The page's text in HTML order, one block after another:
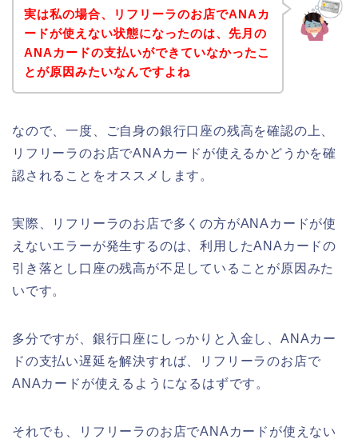
実は私の場合、リフリーラのお店でANAカ
ードが使えない状態になったのは、先月の
ANAカードの支払いができていなかったこ
とが原因みたいなんですよね
なので、一度、ご自身の銀行口座の残高を確認の上、
リフリーラのお店でANAカードが使えるかどうかを確
認されることをオススメします。
実際、リフリーラのお店で多くの方がANAカードが使
えないエラーが発生するのは、利用したANAカードの
引き落とし口座の残高が不足していることが原因みた
いです。
多分ですが、銀行口座にしっかりと入金し、ANAカー
ドの支払い遅延を解決すれば、リフリーラのお店で
ANAカードが使えるようになるはずです。
それでも、リフリーラのお店でANAカードが使えない